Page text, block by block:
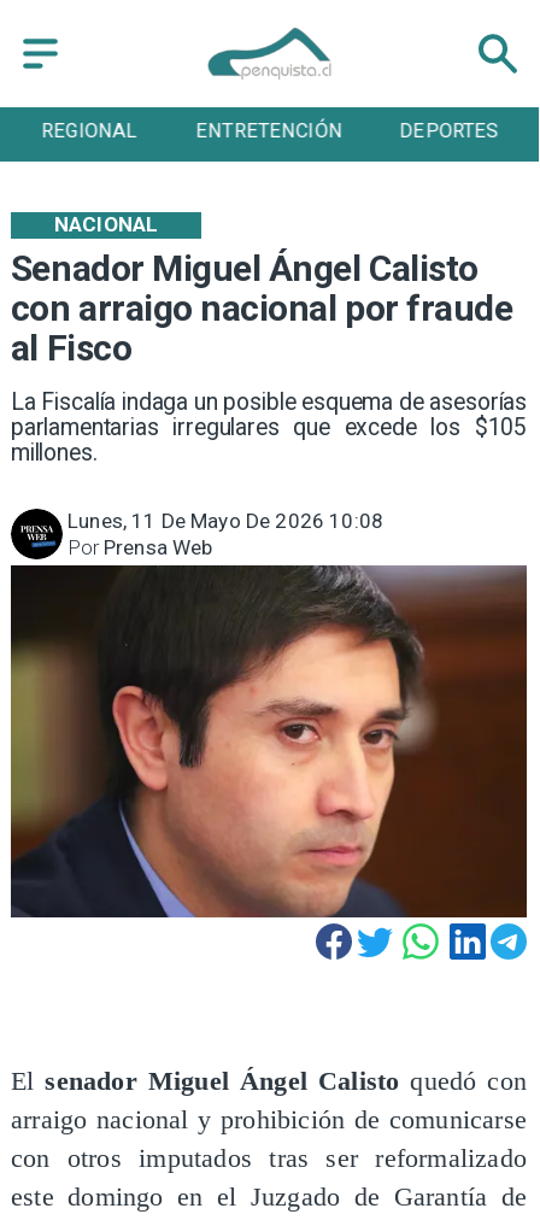
REGIONAL ENTRETENCIÓN DEPORTES
Senador Miguel Ángel Calisto
con arraigo nacional por fraude
al Fisco
La Fiscalía indaga un posible esquema de asesorías
parlamentarias irregulares que excede los $105
millones.
NACIONAL
Lunes, 11 De Mayo De 2026 10:08
Prensa Web
Por
Elsenador Miguel Ángel Calisto quedó con
arraigo nacional y prohibición de comunicarse
con otros imputados tras ser reformalizado
este domingo en el Juzgado de Garantía de